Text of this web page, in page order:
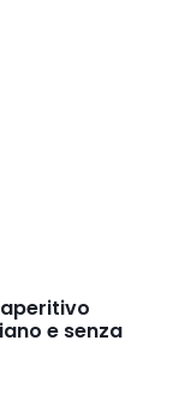
e senza